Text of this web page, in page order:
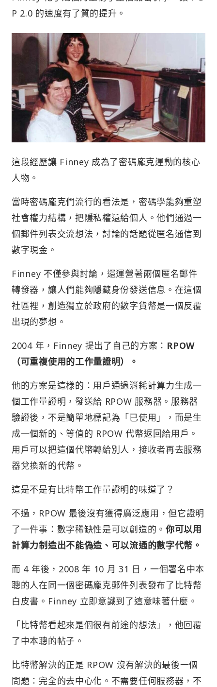
P 2.0 的速度有了質的提升。
這段經歷讓 Finney 成為了密碼龐克運動的核心
人物。
當時密碼龐克們流行的看法是，密碼學能夠重塑
社會權力結構，把隱私權還給個人。他們通過一
個郵件列表交流想法，討論的話題從匿名通信到
數字現金。
Finney 不僅參與討論，還運營著兩個匿名郵件
轉發器，讓人們能夠隱藏身份發送信息。在這個
社區裡，創造獨立於政府的數字貨幣是一個反覆
出現的夢想。
2004 年，Finney 提出了自己的方案： RPOW
（可重複使用的工作量證明）。
他的方案是這樣的：用戶通過消耗計算力生成一
個工作量證明，發送給 RPOW 服務器。服務器
驗證後，不是簡單地標記為「已使用」，而是生
成一個新的、等值的 RPOW 代幣返回給用戶。
用戶可以把這個代幣轉給別人，接收者再去服務
器兌換新的代幣。
這是不是有比特幣工作量證明的味道了？
不過，RPOW 最後沒有獲得廣泛應用，但它證明
了一件事：數字稀缺性是可以創造的。 你可以用
計算力制造出不能偽造、可以流通的數字代幣。
而 4 年後，2008 年 10 月 31 日，一個署名中本
聰的人在同一個密碼龐克郵件列表發布了比特幣
白皮書。Finney 立即意識到了這意味著什麼。
「比特幣看起來是個很有前途的想法」，他回覆
了中本聰的帖子。
比特幣解決的正是 RPOW 沒有解決的最後一個
問題：完全的去中心化。不需要任何服務器，不